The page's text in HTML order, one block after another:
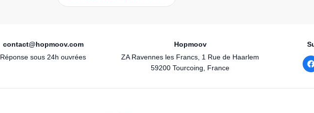
contact@hopmoov.com
Réponse sous 24h ouvrées
Hopmoov
ZA Ravennes les Francs, 1 Rue de Haarlem
59200 Tourcoing, France